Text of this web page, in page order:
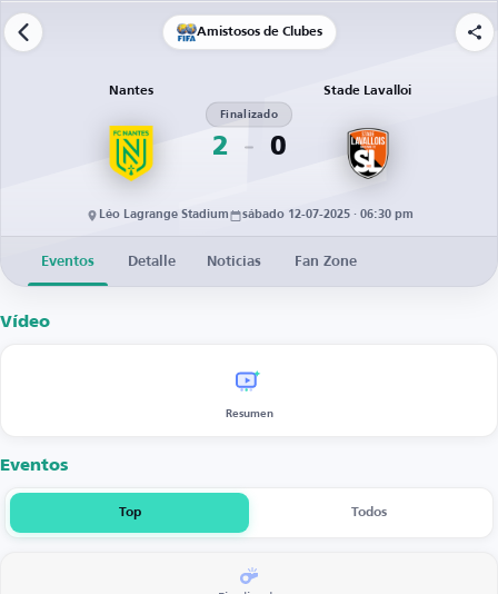
Amistosos de Clubes
Nantes
2
Finalizado
0
Stade Lavalloi
Léo Lagrange Stadium sábado 12-07-2025 · 06:30 pm
Eventos Detalle Noticias Fan Zone
Vídeo
Resumen
Eventos
Top Todos